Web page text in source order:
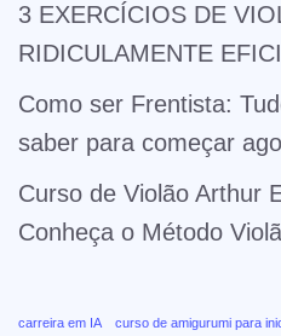
3 EXERCÍCIOS DE
RIDICULAMENTE
Como ser Frentista:
saber para começar
Curso de Violão Arthur
Conheça o Método
carreira em IA curso de amigurumi para